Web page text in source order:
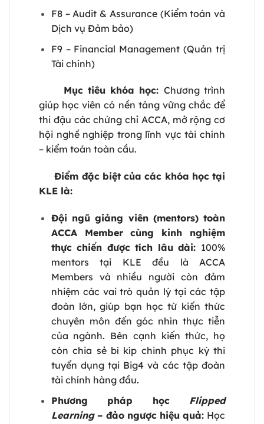
F8 – Audit & Assurance (Kiểm toán và
Dịch vụ Đảm bảo)
F9 – Financial Management (Quản trị
Tài chính)
Mục tiêu khóa học: Chương trình
giúp học viên có nền tảng vững chắc để
thi đậu các chứng chỉ ACCA, mở rộng cơ
hội nghề nghiệp trong lĩnh vực tài chính
– kiểm toán toàn cầu.
Điểm đặc biệt của các khóa học tại
KLE là:
Đội ngũ giảng viên (mentors) toàn
ACCA Member cùng kinh nghiệm
thực chiến được tích lâu dài: 100%
mentors tại KLE đều là ACCA
Members và nhiều người còn đảm
nhiệm các vai trò quản lý tại các tập
đoàn lớn, giúp bạn học từ kiến thức
chuyên môn đến góc nhìn thực tiễn
của ngành. Bên cạnh kiến thức, họ
còn chia sẻ bí kíp chinh phục kỳ thi
tuyển dụng tại Big4 và các tập đoàn
tài chính hàng đầu.
Phương pháp học Flipped
Learning– đảo ngược hiệu quả: Học